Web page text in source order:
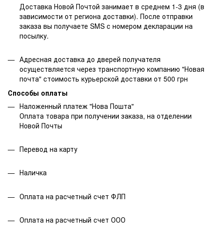
Доставка Новой Почтой занимает в среднем 1-3 дня (в
зависимости от региона доставки). После отправки
заказа вы получаете SMS с номером декларации на
посылку.
Адресная доставка до дверей получателя
осуществляется через транспортную компанию "Новая
почта" стоимость курьерской доставки от 500 грн
Способы оплаты
Наложенный платеж "Нова Пошта"
Оплата товара при получении заказа, на отделении
Новой Почты
Перевод на карту
Наличка
Оплата на расчетный счет ФЛП
Оплата на расчетный счет ООО